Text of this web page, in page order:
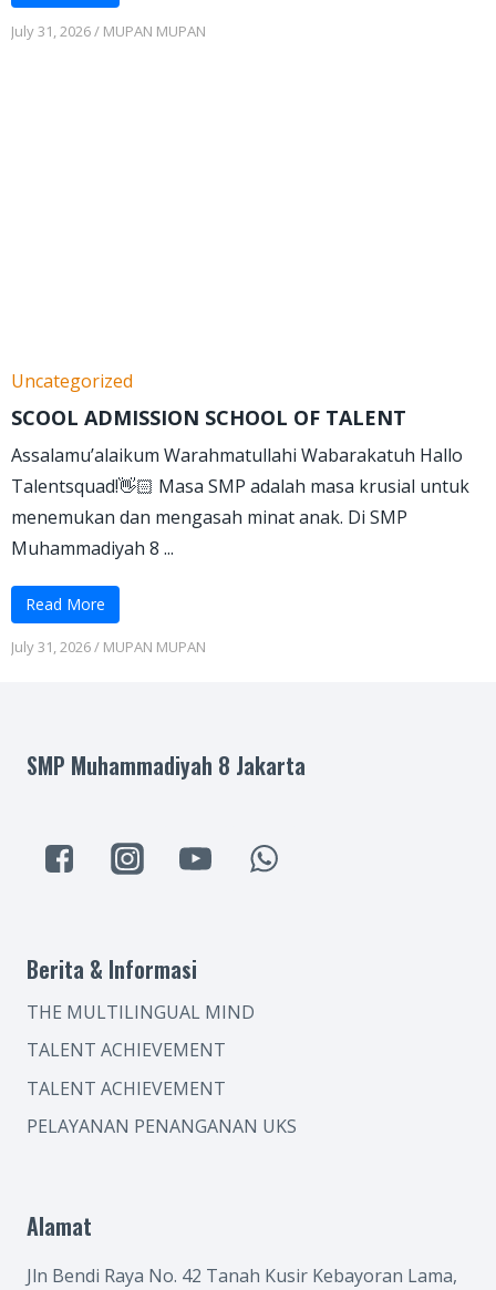
July 31, 2026/ MUPAN MUPAN
Uncategorized
SCOOL ADMISSION SCHOOL OF TALENT
Assalamu’alaikum Warahmatullahi Wabarakatuh Hallo
Talentsquad!👋🏻 Masa SMP adalah masa krusial untuk
menemukan dan mengasah minat anak. Di SMP
Muhammadiyah 8 ...
Read More
July 31, 2026/ MUPAN MUPAN
SMP Muhammadiyah 8 Jakarta
Berita & Informasi
THE MULTILINGUAL MIND
TALENT ACHIEVEMENT
TALENT ACHIEVEMENT
PELAYANAN PENANGANAN UKS
Alamat
Jln Bendi Raya No. 42 Tanah Kusir Kebayoran Lama,